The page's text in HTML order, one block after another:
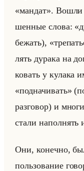
«мандат».
шен­ные слова:
бе­жать),
лять ду­ра­ка на
ко­вать у ку­ла­ка
«подначивать»
раз­го­вор) и
стали на­пол­нять
Они, ко­неч­но,
пользо­ва­ние